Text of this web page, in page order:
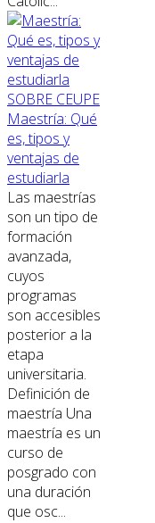
SOBRE CEUPE
Maestría: Qué
es, tipos y
ventajas de
estudiarla
Las maestrías
son un tipo de
formación
avanzada,
cuyos
programas
son accesibles
posterior a la
etapa
universitaria.
Definición de
maestría Una
maestría es un
curso de
posgrado con
una duración
que osc...